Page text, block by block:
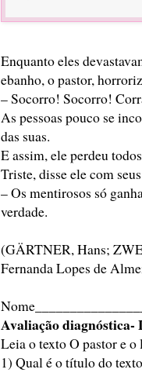
Enquanto eles
ebanho, o pastor,
– Socorro! Socorro!
As pessoas pouco se
das suas.
E assim, ele perdeu
Triste, disse ele com
– Os mentirosos só
verdade.
(GÄRTNER, Hans;
Fernanda Lopes de
Avaliação diagnóstica-
Leia o texto O pastor e o
1) Qual é o título do